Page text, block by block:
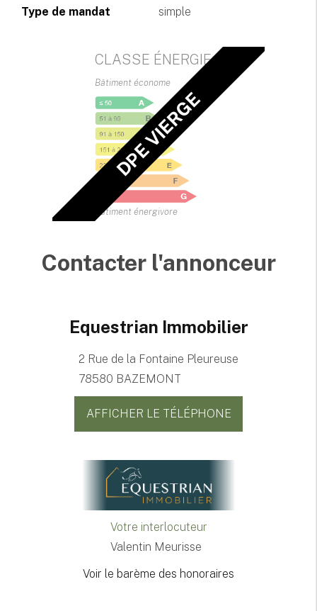
Type de mandat simple
CLASSE ÉNERGIE
Bâtiment économe
Bâtiment énergivore
DPE VIERGE
Contacter l'annonceur
Equestrian Immobilier
2 Rue de la Fontaine Pleureuse
78580 BAZEMONT
AFFICHER LE TÉLÉPHONE
Votre interlocuteur
Valentin Meurisse
Voir le barème des honoraires